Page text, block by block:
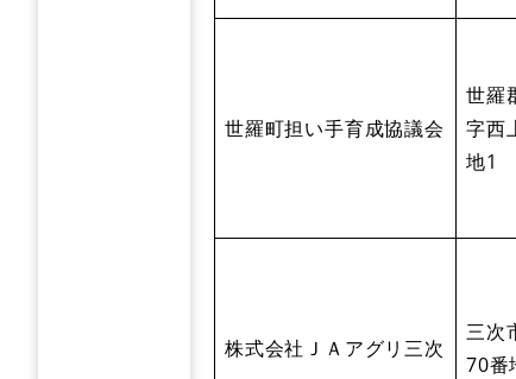
世羅町担い手育成協議会
世羅
字西
地1
株式会社ＪＡアグリ三次
三次
70番